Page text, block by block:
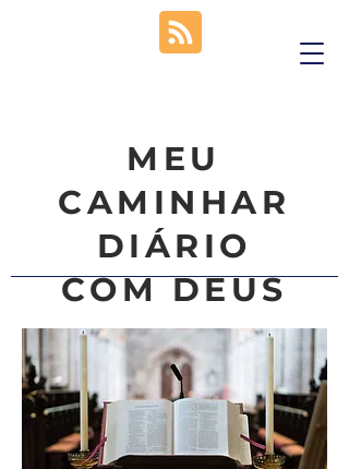
MEU
CAMINHAR
DIÁRIO
COM DEUS